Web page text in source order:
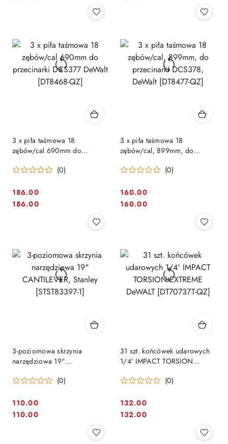
3 x piła taśmowa 18
zębów/cal 690mm do
[DT8468-QZ] (0)
Cena:
186.00
Cena:
186.00
3 x piła taśmowa 18
zębów/cal, 899mm, do
[DT8477-QZ] (0)
Cena:
160.00
Cena:
160.00
3-poziomowa skrzynia
narzędziowa 19"
[STST83397-1](0)
Cena:
110.00
Cena:
110.00
31 szt. końcówek udarowych
1/4' IMPACT TORSION
[DT70737T-QZ](0)
Cena:
132.00
Cena:
132.00